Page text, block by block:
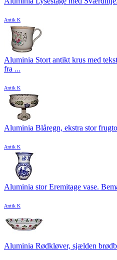
Antik K
Aluminia Stort antikt krus med
fra ...
Antik K
Aluminia Blåregn, ekstra stor
Antik K
Aluminia stor Eremitage vase.
Antik K
Aluminia Rødkløver, sjælden